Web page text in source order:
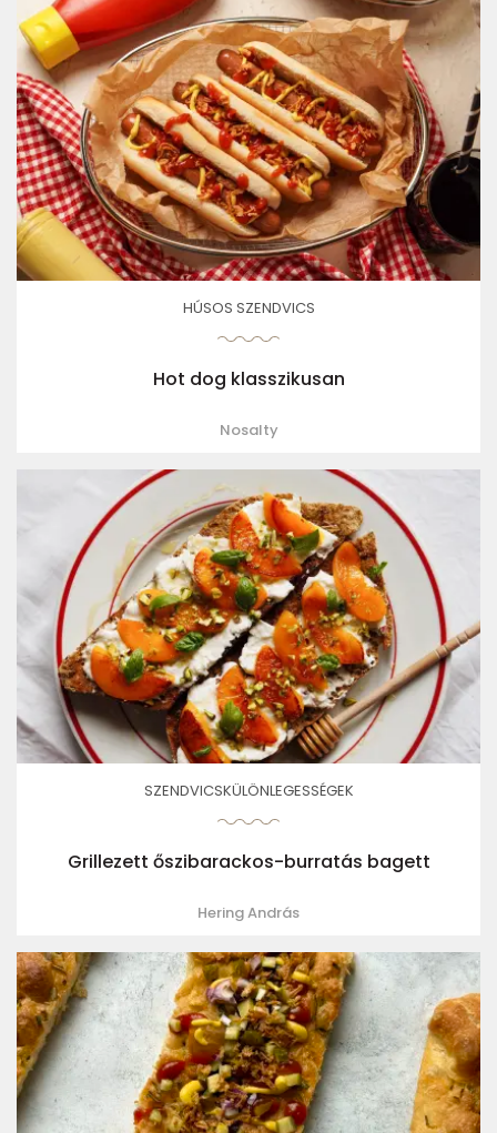
HÚSOS SZENDVICS
Hot dog klasszikusan
Nosalty
SZENDVICSKÜLÖNLEGESSÉGEK
Grillezett őszibarackos-burratás bagett
Hering András